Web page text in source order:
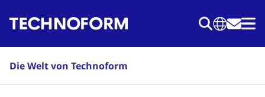
zum
Die Welt von Technoform